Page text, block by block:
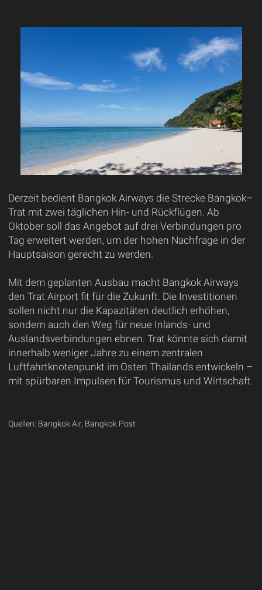
Derzeit bedient Bangkok Airways die Strecke Bangkok–
Trat mit zwei täglichen Hin- und Rückflügen. Ab
Oktober soll das Angebot auf drei Verbindungen pro
Tag erweitert werden, um der hohen Nachfrage in der
Hauptsaison gerecht zu werden.
Mit dem geplanten Ausbau macht Bangkok Airways
den Trat Airport fit für die Zukunft. Die Investitionen
sollen nicht nur die Kapazitäten deutlich erhöhen,
sondern auch den Weg für neue Inlands- und
Auslandsverbindungen ebnen. Trat könnte sich damit
innerhalb weniger Jahre zu einem zentralen
Luftfahrtknotenpunkt im Osten Thailands entwickeln –
mit spürbaren Impulsen für Tourismus und Wirtschaft.
Quellen: Bangkok Air, Bangkok Post